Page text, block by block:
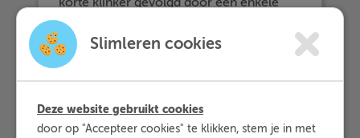
medeklinker. In dit geval verdubbelt de
medeklinker in de vergrotende trap.
b. In het bijvoeglijk naamwoord zit een
dubbele klinker gevolgd door een enkele
Slimleren cookies
Deze website gebruikt cookies
door op "Accepteer cookies" te klikken, stem je in met